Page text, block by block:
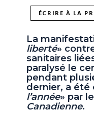
ÉCRIRE À LA
La
liberté»
sanitaires
paralysé le
pendant
dernier, a été
l’année» par
Canadienne.